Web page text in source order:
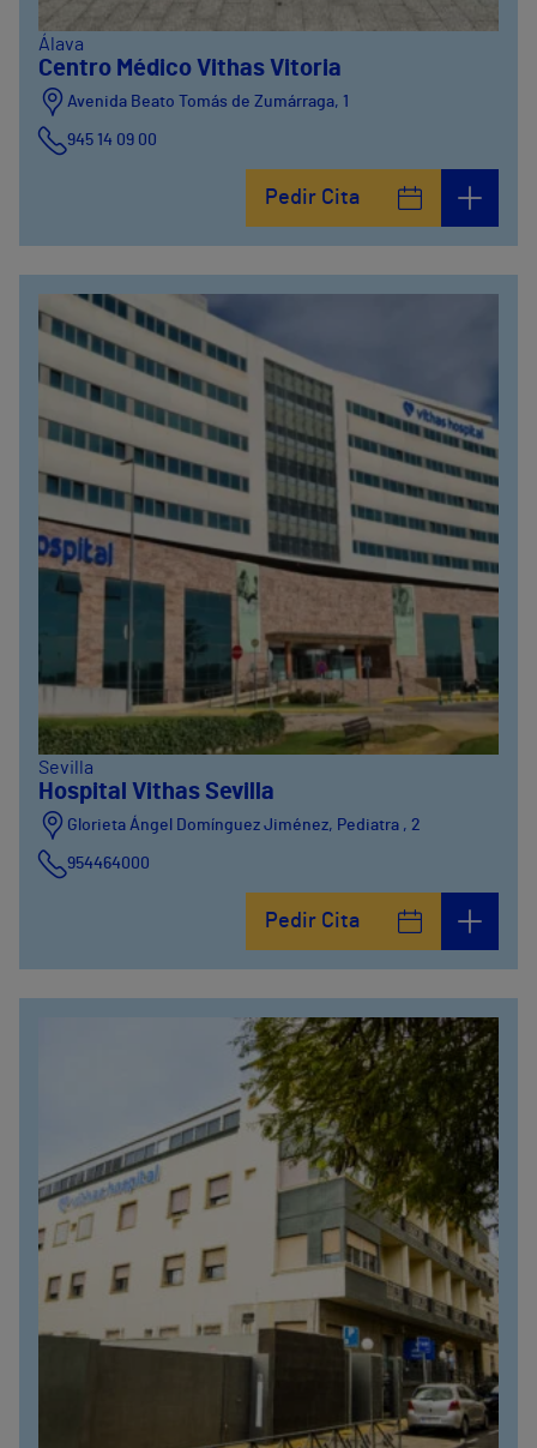
Álava
Centro Médico Vithas Vitoria
Avenida Beato Tomás de Zumárraga, 1
945 14 09 00
Pedir Cita
Sevilla
Hospital Vithas Sevilla
Glorieta Ángel Domínguez Jiménez, Pediatra , 2
954464000
Pedir Cita